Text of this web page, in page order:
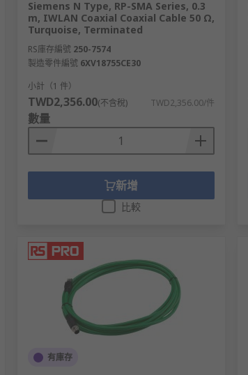
Cable, PLC）
於無法重新佈線的場景。
於干擾和傳輸距離。
Phoenix Contact TE Connectivity 、StarTech
享免運費！
Siemens N Type, RP-SMA Series, 0.3
m, IWLAN Coaxial Coaxial Cable 50 Ω,
Turquoise, Terminated
RS庫存編號 250-7574
製造零件編號 6XV18755CE30
小計（1 件）
TWD2,356.00(不含稅) TWD2,356.00/件
數量
新增
比較
有庫存